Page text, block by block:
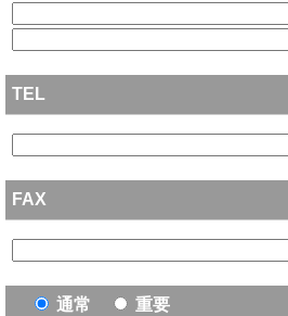
TEL
FAX
通常 重要